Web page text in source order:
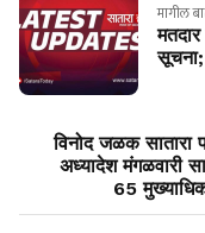
मागील
मतदार
सूचना;
विनोद जळक सातारा
अध्यादेश मंगळवारी
65